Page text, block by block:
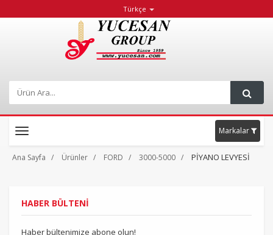
Türkçe
Toggle
Markalar
Ana Sayfa Ürünler FORD 3000-5000 PİYANO LEVYESİ
HABER BÜLTENİ
Haber bültenimize abone olun!